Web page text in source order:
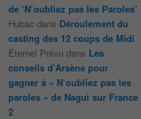
de ‘N’oubliez pas les Paroles’
Hubac dans Déroulement du
casting des 12 coups de Midi
Éternel Prévu dans Les
conseils d’Arsène pour
gagner à « N’oubliez pas les
paroles » de Nagui sur France
2